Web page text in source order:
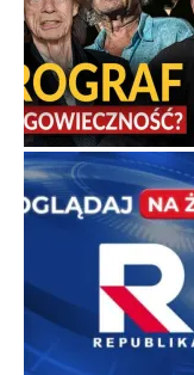
Niewykonalne
Uczestnicy
szacunek, ponieważ
niewykonalne.
Popularne